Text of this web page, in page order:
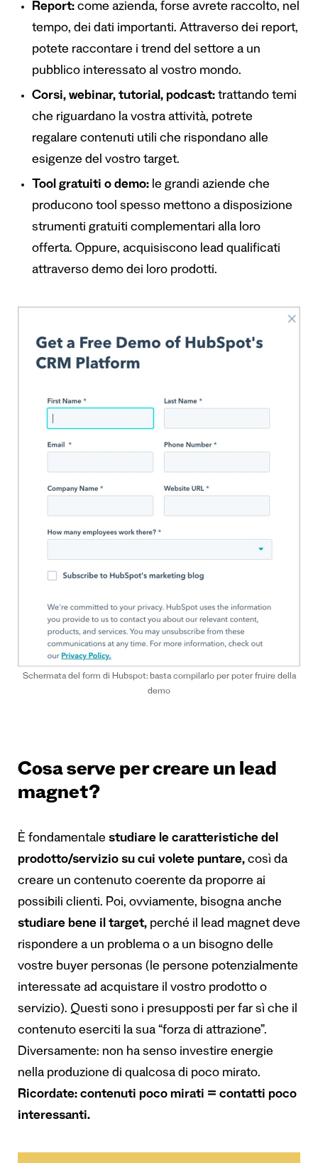
Report: come azienda, forse avrete raccolto, nel
tempo, dei dati importanti. Attraverso dei report,
potete raccontare i trend del settore a un
pubblico interessato al vostro mondo.
Corsi, webinar, tutorial, podcast: trattando temi
che riguardano la vostra attività, potrete
regalare contenuti utili che rispondano alle
esigenze del vostro target.
Tool gratuiti o demo: le grandi aziende che
producono tool spesso mettono a disposizione
strumenti gratuiti complementari alla loro
offerta. Oppure, acquisiscono lead qualificati
attraverso demo dei loro prodotti.
Schermata del form di Hubspot: basta compilarlo per poter fruire della
demo
Cosa serve per creare un lead
magnet?
È fondamentale studiare le caratteristiche del
prodotto/servizio su cui volete puntare, così da
creare un contenuto coerente da proporre ai
possibili clienti. Poi, ovviamente, bisogna anche
studiare bene il target, perché il lead magnet deve
rispondere a un problema o a un bisogno delle
vostre buyer personas (le persone potenzialmente
interessate ad acquistare il vostro prodotto o
servizio). Questi sono i presupposti per far sì che il
contenuto eserciti la sua “forza di attrazione”.
Diversamente: non ha senso investire energie
nella produzione di qualcosa di poco mirato.
Ricordate: contenuti poco mirati = contatti poco
interessanti.